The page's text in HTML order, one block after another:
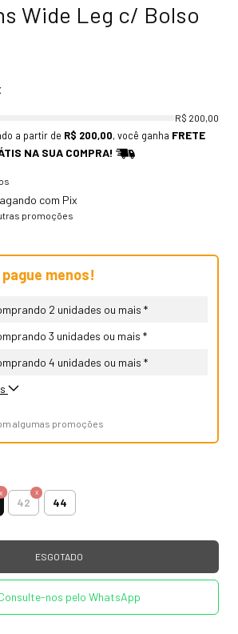
Wide Leg c/ Bolso
R$ 200,00
a partir de R$ 200,00, você ganha FRETE
NA SUA COMPRA!
com Pix
promoções
menos!
2 unidades ou mais *
3 unidades ou mais *
4 unidades ou mais *
algumas promoções
42 44
nos pelo WhatsApp